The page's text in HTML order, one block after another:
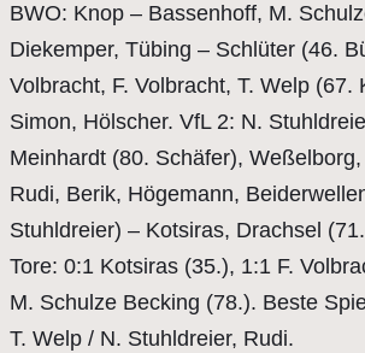
BWO: Knop – Bassenhoff, M.
Diekemper, Tübing – Schlüter (46.
Volbracht, F. Volbracht, T. Welp (67.
Simon, Hölscher. VfL 2: N.
Meinhardt (80. Schäfer),
Rudi, Berik, Högemann,
Stuhldreier) – Kotsiras, Drachsel
Tore: 0:1 Kotsiras (35.), 1:1 F.
M. Schulze Becking (78.). Beste
T. Welp / N. Stuhldreier, Rudi.